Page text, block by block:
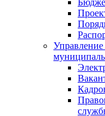
Управление